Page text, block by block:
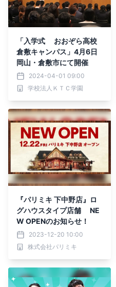
「入学式 おおぞら高校
倉敷キャンパス」4月6日
岡山・倉敷市にて開催
2024-04-01 09:00
学校法人ＫＴＣ学園
『パリミキ 下中野店』ロ
グハウスタイプ店舗 NE
W OPENのお知らせ！
2023-12-20 10:00
株式会社パリミキ